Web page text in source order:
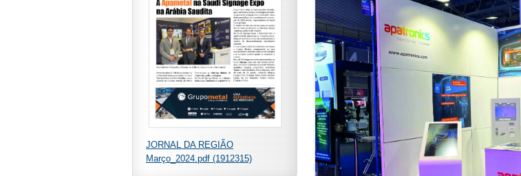
JORNAL DA REGIÃO
Março_2024.pdf (1912315)